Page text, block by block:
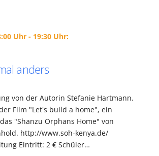
Uhr - 19:30 Uhr:
anders
von der Autorin Stefanie Hartmann.
Film "Let's build a home", ein
"Shanzu Orphans Home" von
http://www.soh-kenya.de/
Eintritt: 2 € Schüler…